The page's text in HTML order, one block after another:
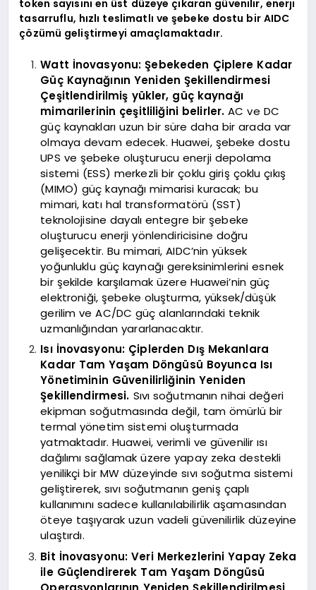
token sayısını en üst düzeye çıkaran güvenilir, enerji
tasarruflu, hızlı teslimatlı ve şebeke dostu bir AIDC
çözümü geliştirmeyi amaçlamaktadır.
Watt İnovasyonu: Şebekeden Çiplere Kadar
Güç Kaynağının Yeniden Şekillendirmesi
Çeşitlendirilmiş yükler, güç kaynağı
mimarilerinin çeşitliliğini belirler.AC ve DC
güç kaynakları uzun bir süre daha bir arada var
olmaya devam edecek. Huawei, şebeke dostu
UPS ve şebeke oluşturucu enerji depolama
sistemi (ESS) merkezli bir çoklu giriş çoklu çıkış
(MIMO) güç kaynağı mimarisi kuracak; bu
mimari, katı hal transformatörü (SST)
teknolojisine dayalı entegre bir şebeke
oluşturucu enerji yönlendiricisine doğru
gelişecektir. Bu mimari, AIDC’nin yüksek
yoğunluklu güç kaynağı gereksinimlerini esnek
bir şekilde karşılamak üzere Huawei’nin güç
elektroniği, şebeke oluşturma, yüksek/düşük
gerilim ve AC/DC güç alanlarındaki teknik
uzmanlığından yararlanacaktır.
Isı İnovasyonu: Çiplerden Dış Mekanlara
Kadar Tam Yaşam Döngüsü Boyunca Isı
Yönetiminin Güvenilirliğinin Yeniden
Şekillendirmesi. Sıvı soğutmanın nihai değeri
ekipman soğutmasında değil, tam ömürlü bir
termal yönetim sistemi oluşturmada
yatmaktadır. Huawei, verimli ve güvenilir ısı
dağılımı sağlamak üzere yapay zeka destekli
yenilikçi bir MW düzeyinde sıvı soğutma sistemi
geliştirerek, sıvı soğutmanın geniş çaplı
kullanımını sadece kullanılabilirlik aşamasından
öteye taşıyarak uzun vadeli güvenilirlik düzeyine
ulaştırdı.
Bit İnovasyonu: Veri Merkezlerini Yapay Zeka
ile Güçlendirerek Tam Yaşam Döngüsü